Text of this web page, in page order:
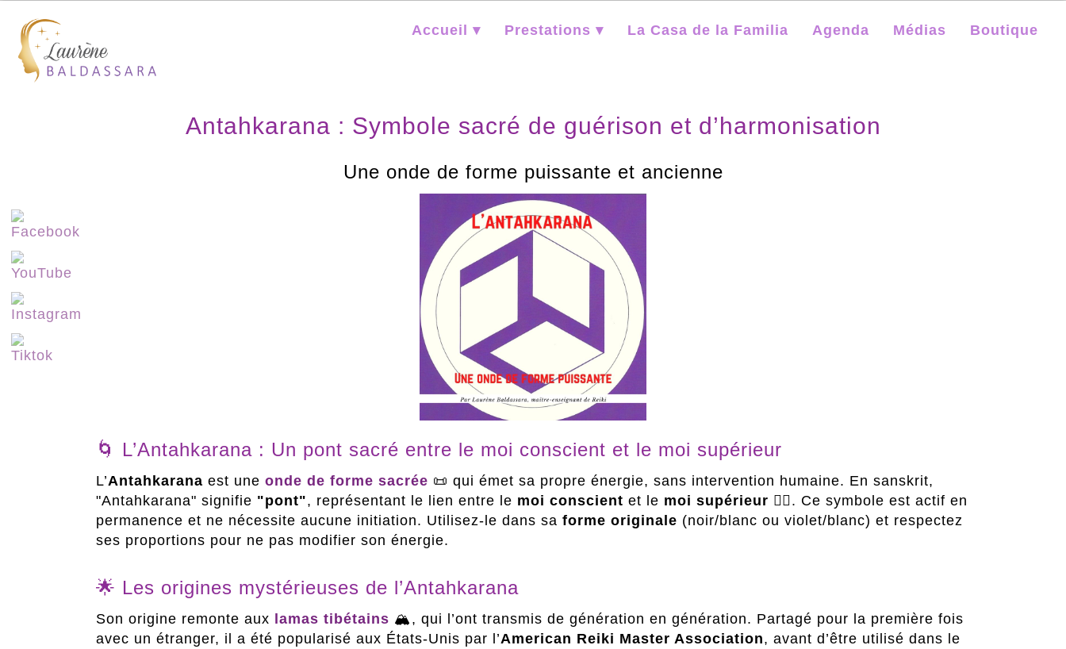
Accueil ▾ Prestations ▾ La Casa de la Familia Agenda Médias Boutique
Antahkarana : Symbole sacré de guérison et d’harmonisation
Une onde de forme puissante et ancienne
🌀 L’Antahkarana : Un pont sacré entre le moi conscient et le moi supérieur
L’Antahkarana est une onde de forme sacrée 📜 qui émet sa propre énergie, sans intervention humaine. En sanskrit,
"Antahkarana" signifie "pont", représentant le lien entre le moi conscient et le moi supérieur 🧘‍♂️. Ce symbole est actif en
permanence et ne nécessite aucune initiation. Utilisez-le dans sa forme originale (noir/blanc ou violet/blanc) et respectez
ses proportions pour ne pas modifier son énergie.
🌟 Les origines mystérieuses de l’Antahkarana
Son origine remonte aux lamas tibétains 🏔️, qui l’ont transmis de génération en génération. Partagé pour la première fois
avec un étranger, il a été popularisé aux États-Unis par l’American Reiki Master Association, avant d’être utilisé dans le